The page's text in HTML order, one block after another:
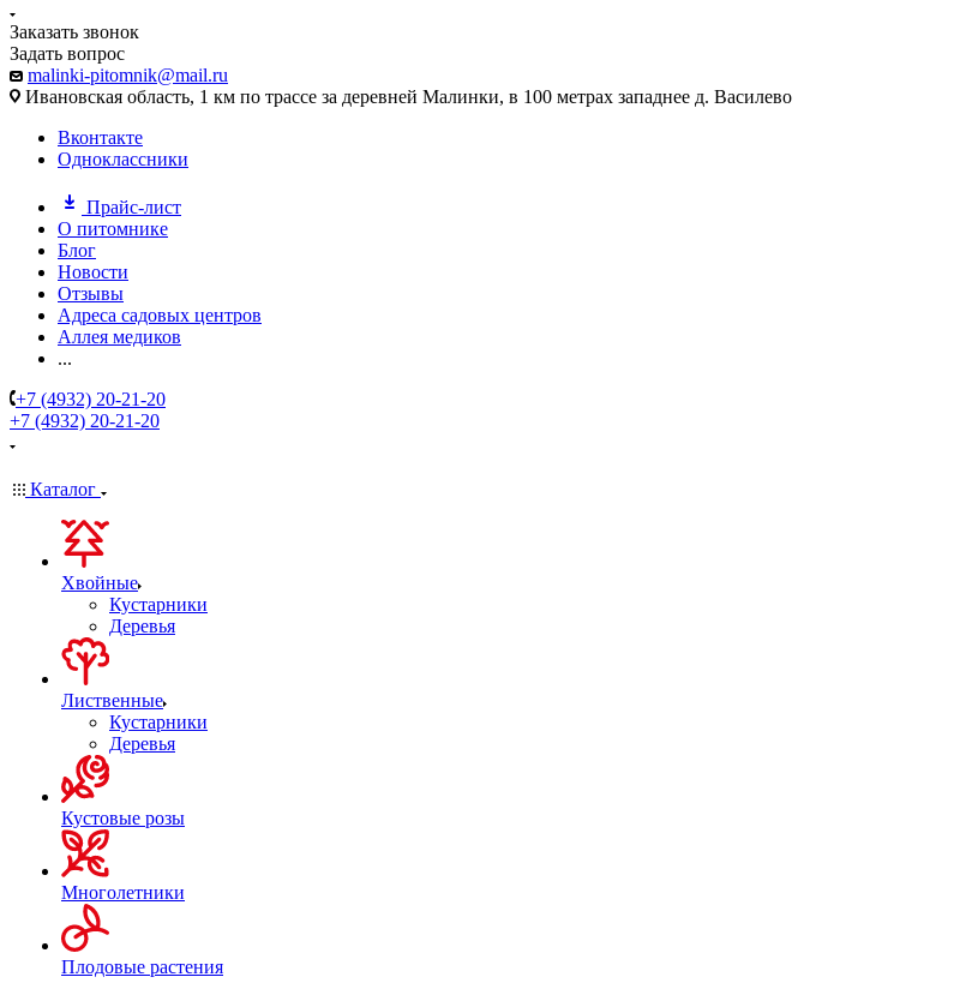
Заказать звонок
Задать вопрос
malinki-pitomnik@mail.ru
Ивановская область, 1 км по трассе за деревней Малинки, в 100 метрах западнее д. Василево
Вконтакте
Одноклассники
Прайс-лист
О питомнике
Блог
Новости
Отзывы
Адреса садовых центров
Аллея медиков
...
+7 (4932) 20-21-20
+7 (4932) 20-21-20
Каталог
Хвойные
Кустарники
Деревья
Лиственные
Кустарники
Деревья
Кустовые розы
Многолетники
Плодовые растения